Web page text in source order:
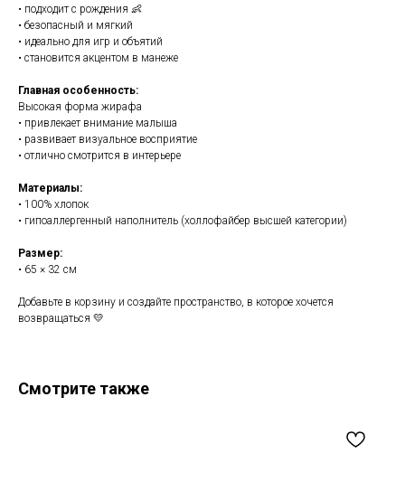
• подходит с рождения 👶
• безопасный и мягкий
• идеально для игр и объятий
• становится акцентом в манеже
Главная особенность:
Высокая форма жирафа
• привлекает внимание малыша
• развивает визуальное восприятие
• отлично смотрится в интерьере
Материалы:
• 100% хлопок
• гипоаллергенный наполнитель (холлофайбер высшей категории)
Размер:
• 65 × 32 см
Добавьте в корзину и создайте пространство, в которое хочется
возвращаться 💛
Смотрите также